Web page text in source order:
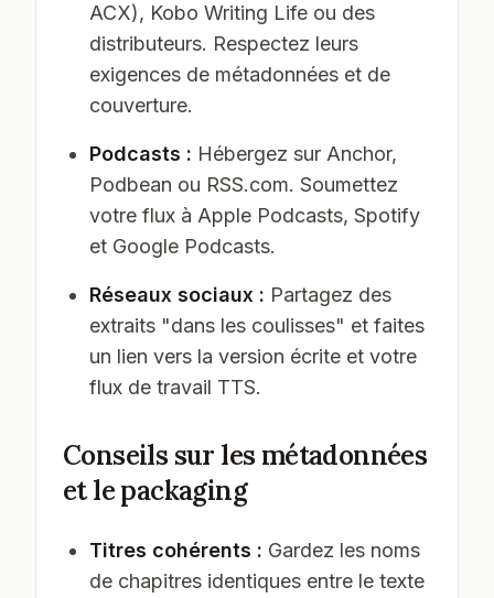
ACX), Kobo Writing Life ou des
distributeurs. Respectez leurs
exigences de métadonnées et de
couverture.
Podcasts : Hébergez sur Anchor,
Podbean ou RSS.com. Soumettez
votre flux à Apple Podcasts, Spotify
et Google Podcasts.
Réseaux sociaux : Partagez des
extraits "dans les coulisses" et faites
un lien vers la version écrite et votre
flux de travail TTS.
Conseils sur les métadonnées
et le packaging
Titres cohérents : Gardez les noms
de chapitres identiques entre le texte